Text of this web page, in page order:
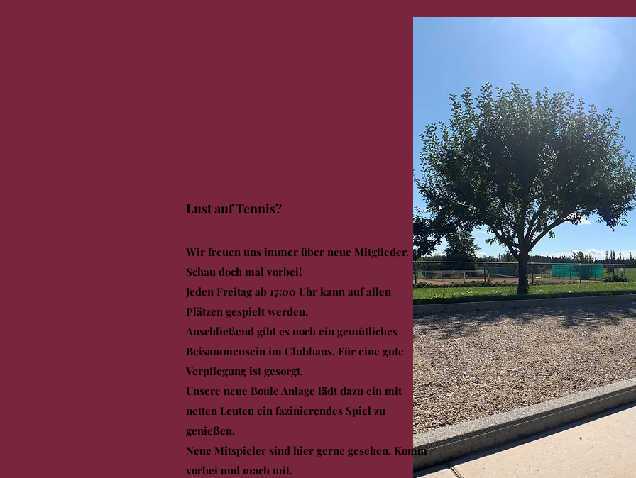
Lust auf Tennis?
Wir freuen uns immer über neue Mitglieder.
Schau doch mal vorbei!
Jeden Freitag ab 17:00 Uhr kann auf allen
Plätzen gespielt werden.
Anschließend gibt es noch ein gemütliches
Beisammensein im Clubhaus. Für eine gute
Verpflegung ist gesorgt.
Unsere neue Boule Anlage lädt dazu ein mit
netten Leuten ein fazinierendes Spiel zu
genießen.
Neue Mitspieler sind hier gerne gesehen. Komm
vorbei und mach mit.